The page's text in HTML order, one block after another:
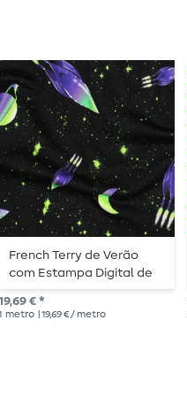
French Terry de Verão
com Estampa Digital de
Foguetes e OVNIs Preto
€ *
metro | 19,69 € / metro